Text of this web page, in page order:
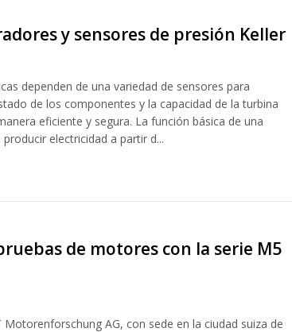
y sensores de presión Keller
dependen de una variedad de sensores para
de los componentes y la capacidad de la turbina
eficiente y segura. La función básica de una
electricidad a partir d...
de motores con la serie M5
Motorenforschung AG, con sede en la ciudad suiza de